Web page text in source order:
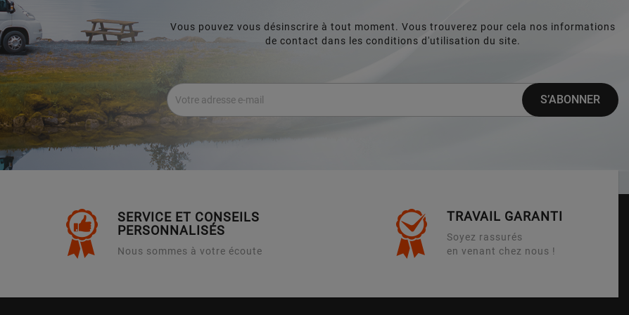
Vous pouvez vous désinscrire à tout moment. Vous trouverez pour cela nos informations
de contact dans les conditions d'utilisation du site.
SERVICE ET CONSEILS
PERSONNALISÉS
Nous sommes à votre écoute
TRAVAIL GARANTI
Soyez rassurés
en venant chez nous !